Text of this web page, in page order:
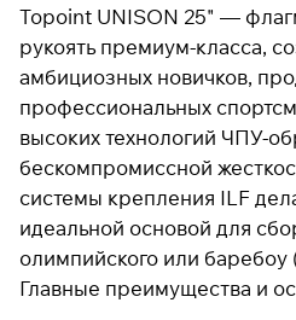
Topoint UNISON 25" —
рукоять премиум-класса,
амбициозных новичков,
профессиональных
высоких технологий ЧПУ-
бескомпромиссной
системы крепления ILF
идеальной основой для
олимпийского или баребоу
Главные преимущества и
Подробнее
об оплате Плайтом
недели
Остались
8 800